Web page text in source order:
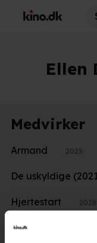
Ellen
Medvirker
Armand 2025
De uskyldige
Hjertestart 2018
Thelma